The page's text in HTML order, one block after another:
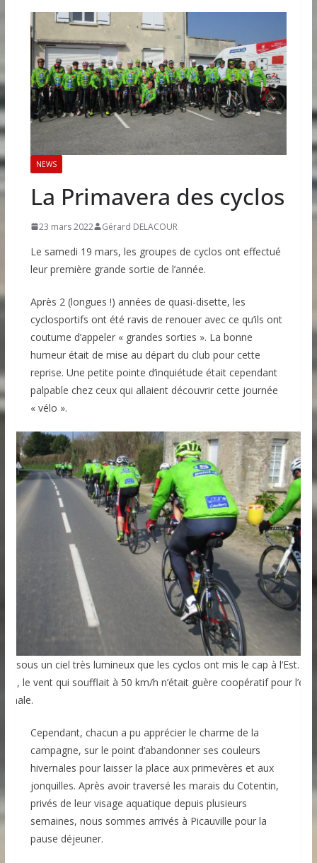
NEWS
La Primavera des cyclos
23 mars 2022 Gérard DELACOUR
Le samedi 19 mars, les groupes de cyclos ont effectué
leur première grande sortie de l’année.
Après 2 (longues !) années de quasi-disette, les
cyclosportifs ont été ravis de renouer avec ce qu’ils ont
coutume d’appeler « grandes sorties ». La bonne
humeur était de mise au départ du club pour cette
reprise. Une petite pointe d’inquiétude était cependant
palpable chez ceux qui allaient découvrir cette journée
« vélo ».
sous un ciel très lumineux que les cyclos ont mis le cap à l’Est.
le vent qui soufflait à 50 km/h n’était guère coopératif pour
Cependant, chacun a pu apprécier le charme de la
campagne, sur le point d’abandonner ses couleurs
hivernales pour laisser la place aux primevères et aux
jonquilles. Après avoir traversé les marais du Cotentin,
privés de leur visage aquatique depuis plusieurs
semaines, nous sommes arrivés à Picauville pour la
pause déjeuner.